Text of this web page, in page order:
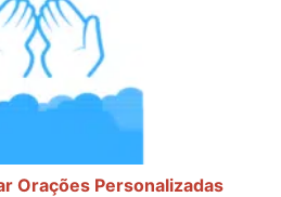
Orações Personalizadas